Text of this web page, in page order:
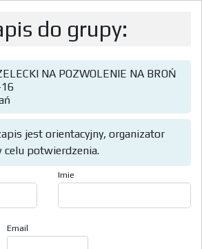
do grupy:
NA POZWOLENIE NA BROŃ
jest orientacyjny, organizator
potwierdzenia.
Imie
Email